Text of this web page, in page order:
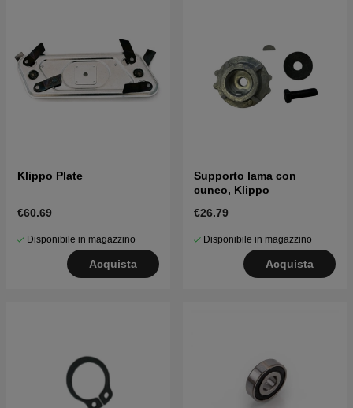
Klippo Plate
€60.69
Disponibile in magazzino
Acquista
Supporto lama con
cuneo, Klippo
€26.79
Disponibile in magazzino
Acquista